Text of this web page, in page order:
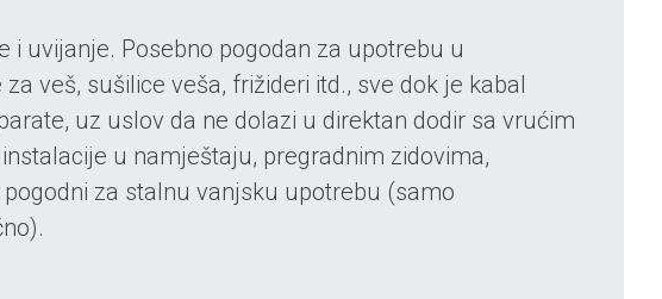
uvijanje. Posebno pogodan za upotrebu u
veš, sušilice veša, frižideri itd., sve dok je kabal
uz uslov da ne dolazi u direktan dodir sa vrućim
u namještaju, pregradnim zidovima,
za stalnu vanjsku upotrebu (samo